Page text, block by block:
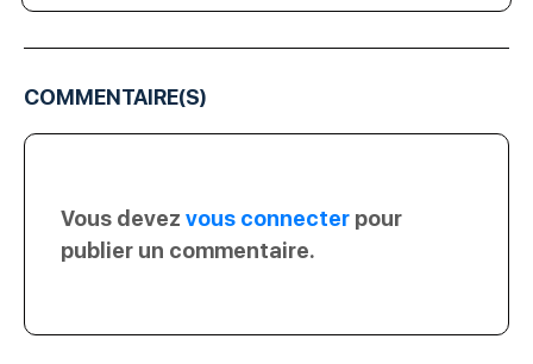
COMMENTAIRE(S)
Vous devez vous connecter pour
publier un commentaire.